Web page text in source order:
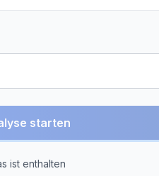
starten
ist enthalten